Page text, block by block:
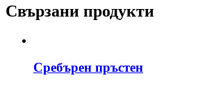
Свързани продукти
Сребърен пръстен